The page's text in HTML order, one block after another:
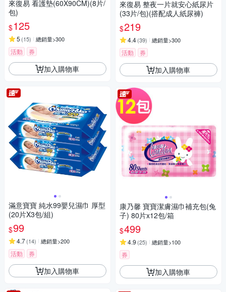
來復易 看護墊(60X90CM)(8片/
包)
$125
5 (15) 總銷量>300
活動 券
加入購物車
滿意寶寶 純水99嬰兒濕巾 厚型
(20片X3包/組)
$99
4.7(14) 總銷量>200
活動 券
加入購物車
來復易 整夜一片就安心紙尿片
(33片/包)(搭配成人紙尿褲)
$219
4.4(39) 總銷量>300
活動 券
加入購物車
康乃馨 寶寶潔膚濕巾補充包(兔
子) 80片x12包/箱
$499
4.9 (25) 總銷量>100
券
加入購物車